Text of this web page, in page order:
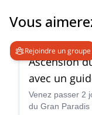
Vous
Rejoindre un groupe
Ascension
avec un
Venez passer 2
du Gran